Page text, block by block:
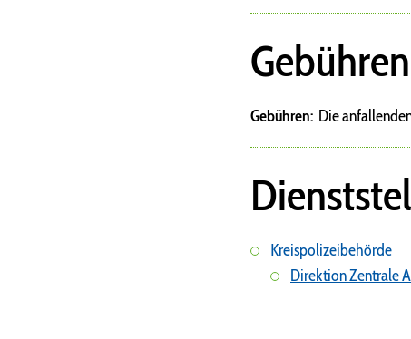
Gebühren
Gebühren: Die
Kreispolizeibehörde
Direktion Zentrale